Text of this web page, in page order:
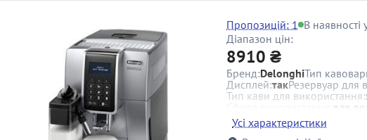
Пропозицій: 1 В наявності
Діапазон цін:
8910 ₴
Бренд:DelonghiТип
Дисплей:такРезервуар для
Тип кави для використання:
Особливості:самоочищення
порції,
Усі характеристики